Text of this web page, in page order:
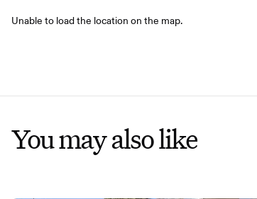
Unable to load the location on the map.
You may also like